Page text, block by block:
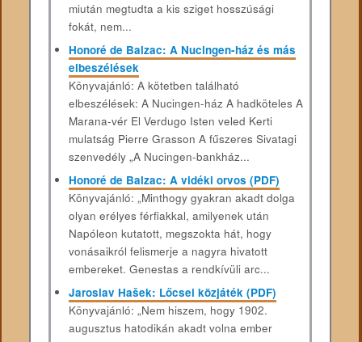
miután megtudta a kis sziget hosszúsági
fokát, nem...
Honoré de Balzac: A Nucingen-ház és más
elbeszélések
Könyvajánló: A kötetben található
elbeszélések: A Nucingen-ház A hadköteles A
Marana-vér El Verdugo Isten veled Kerti
mulatság Pierre Grasson A fűszeres Sivatagi
szenvedély „A Nucingen-bankház...
Honoré de Balzac: A vidéki orvos (PDF)
Könyvajánló: „Minthogy gyakran akadt dolga
olyan erélyes férfiakkal, amilyenek után
Napóleon kutatott, megszokta hát, hogy
vonásaikról felismerje a nagyra hivatott
embereket. Genestas a rendkívüli arc...
Jaroslav Hašek: Lőcsei közjáték (PDF)
Könyvajánló: „Nem hiszem, hogy 1902.
augusztus hatodikán akadt volna ember